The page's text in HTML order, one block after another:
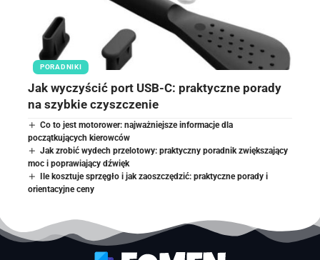
PORADNIKI
Jak wyczyścić port USB-C: praktyczne porady
na szybkie czyszczenie
Co to jest motorower: najważniejsze informacje dla
początkujących kierowców
Jak zrobić wydech przelotowy: praktyczny poradnik zwiększający
moc i poprawiający dźwięk
Ile kosztuje sprzęgło i jak zaoszczędzić: praktyczne porady i
orientacyjne ceny